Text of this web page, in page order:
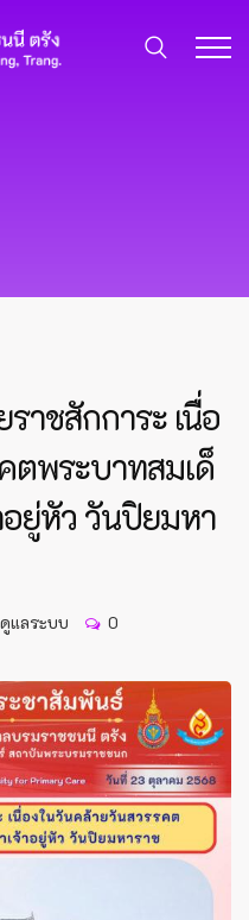
าชสักการะ เนื่อ
ตพระบาทสมเด็
อยู่หัว วันปิยมหา
แลระบบ 0